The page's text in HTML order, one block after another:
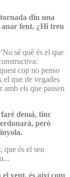
diu una
anar fent. ¿Hi treu
sé què és el que
cop no penso
el que de vegades
amb els que passen
demà, tinc
però
, que és el seu
...
vent, és així com